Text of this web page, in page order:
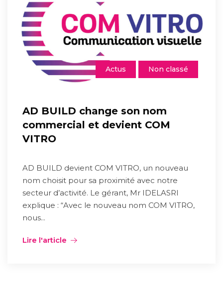
Actus Non classé
AD BUILD change son nom
commercial et devient COM
VITRO
AD BUILD devient COM VITRO, un nouveau
nom choisit pour sa proximité avec notre
secteur d’activité. Le gérant, Mr IDELASRI
explique : “Avec le nouveau nom COM VITRO,
nous...
Lire l'article